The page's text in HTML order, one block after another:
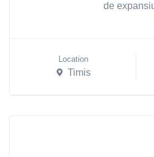
de
Location
Timis